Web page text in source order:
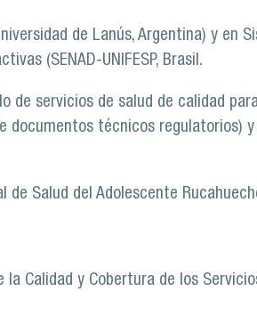
de Lanús, Argentina) y en
(SENAD-UNIFESP, Brasil.
de servicios de salud de calidad
documentos técnicos regulatorios)
Salud del Adolescente
Calidad y Cobertura de los